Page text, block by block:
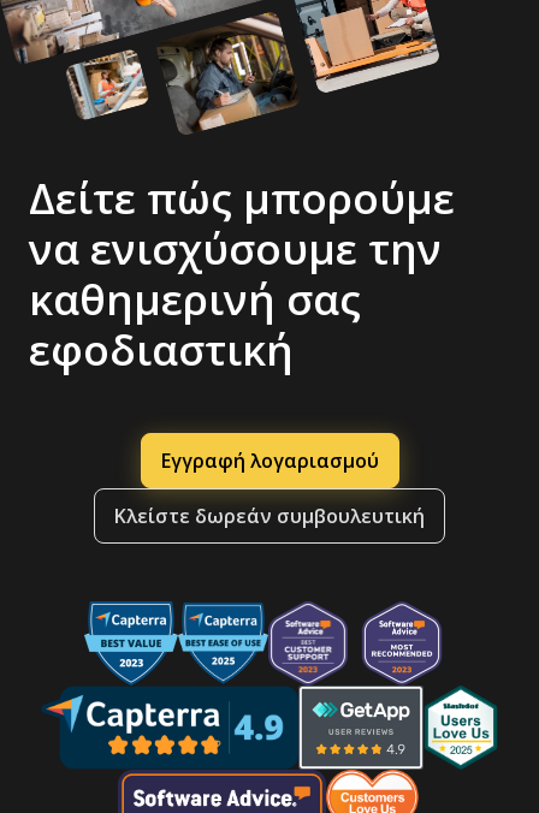
Δείτε πώς μπορούμε
να ενισχύσουμε την
καθημερινή σας
εφοδιαστική
Εγγραφή λογαριασμού
Κλείστε δωρεάν συμβουλευτική